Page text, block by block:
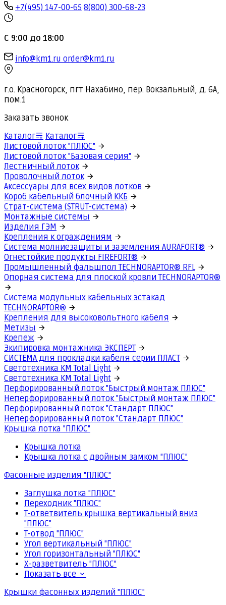
+7(495) 147-00-65 8(800) 300-68-23
С 9:00 до 18:00
info@km1.ru order@km1.ru
г.о. Красногорск, пгт Нахабино, пер. Вокзальный, д. 6А,
пом.1
Заказать звонок
Каталог
Каталог
Листовой лоток "ПЛЮС"
Листовой лоток "Базовая серия"
Лестничный лоток
Проволочный лоток
Аксессуары для всех видов лотков
Короб кабельный блочный ККБ
Страт-система (STRUT-система)
Монтажные системы
Изделия ГЭМ
Крепления к ограждениям
Система молниезащиты и заземления AURAFORT®
Огнестойкие продукты FIREFORT®
Промышленный фальшпол TECHNORAPTOR® RFL
Опорная система для плоской кровли TECHNORAPTOR®
Система модульных кабельных эстакад
TECHNORAPTOR®
Крепления для высоковольтного кабеля
Метизы
Крепеж
Экипировка монтажника ЭКСПЕРТ
СИСТЕМА для прокладки кабеля серии ПЛАСТ
Светотехника КМ Total Light
Светотехника КМ Total Light
Перфорированный лоток "Быстрый монтаж ПЛЮС"
Неперфорированный лоток "Быстрый монтаж ПЛЮС"
Перфорированный лоток "Стандарт ПЛЮС"
Неперфорированный лоток "Стандарт ПЛЮС"
Крышка лотка "ПЛЮС"
Крышка лотка
Крышка лотка с двойным замком "ПЛЮС"
Фасонные изделия "ПЛЮС"
Заглушка лотка "ПЛЮС"
Переходник "ПЛЮС"
Т-ответвитель крышка вертикальный вниз
"ПЛЮС"
Т-отвод "ПЛЮС"
Угол вертикальный "ПЛЮС"
Угол горизонтальный "ПЛЮС"
Х-разветвитель "ПЛЮС"
Показать все
Крышки фасонных изделий "ПЛЮС"